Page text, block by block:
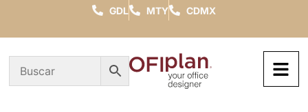
GDL MTY CDMX